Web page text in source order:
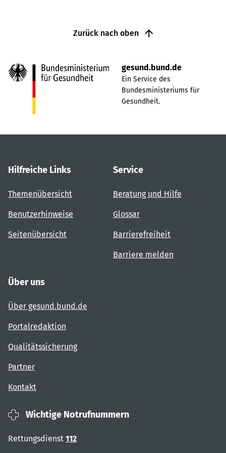
Zurück nach oben
gesund.bund.de
Ein Service des
Bundesministeriums für
Gesundheit.
Hilfreiche Links
Themenübersicht
Benutzerhinweise
Seitenübersicht
Service
Beratung und Hilfe
Glossar
Barrierefreiheit
Barriere melden
Über uns
Über gesund.bund.de
Portalredaktion
Qualitätssicherung
Partner
Kontakt
Wichtige Notrufnummern
Rettungsdienst 112